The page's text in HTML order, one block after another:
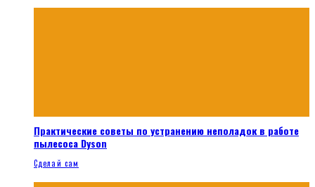
Практические советы по устранению неполадок в работе
пылесоса Dyson
Сделай сам